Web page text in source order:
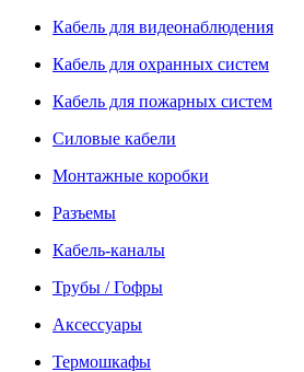
Кабель для видеонаблюдения
Кабель для охранных систем
Кабель для пожарных систем
Силовые кабели
Монтажные коробки
Разъемы
Кабель-каналы
Трубы / Гофры
Аксессуары
Термошкафы